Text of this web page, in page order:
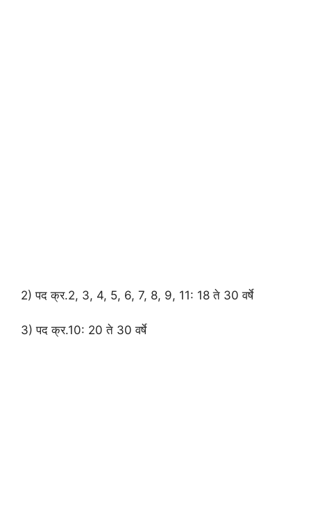
2) पद क्र.2, 3, 4, 5, 6, 7, 8, 9, 11: 18 ते 30 वर्षे
3) पद क्र.10: 20 ते 30 वर्षे